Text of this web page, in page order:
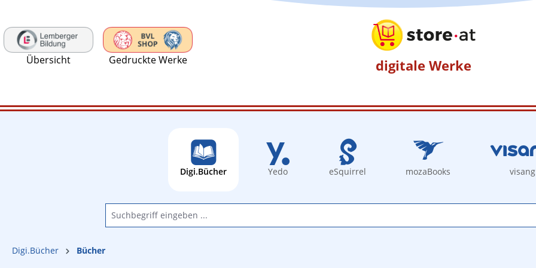
Übersicht Gedruckte Werke digitale Werke
Digi.Bücher Yedo eSquirrel mozaBooks visang
Digi.Bücher Bücher